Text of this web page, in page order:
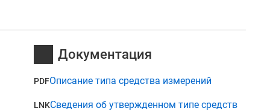
Документация
PDFОписание типа средства измерений
LNKСведения об утвержденном типе средств